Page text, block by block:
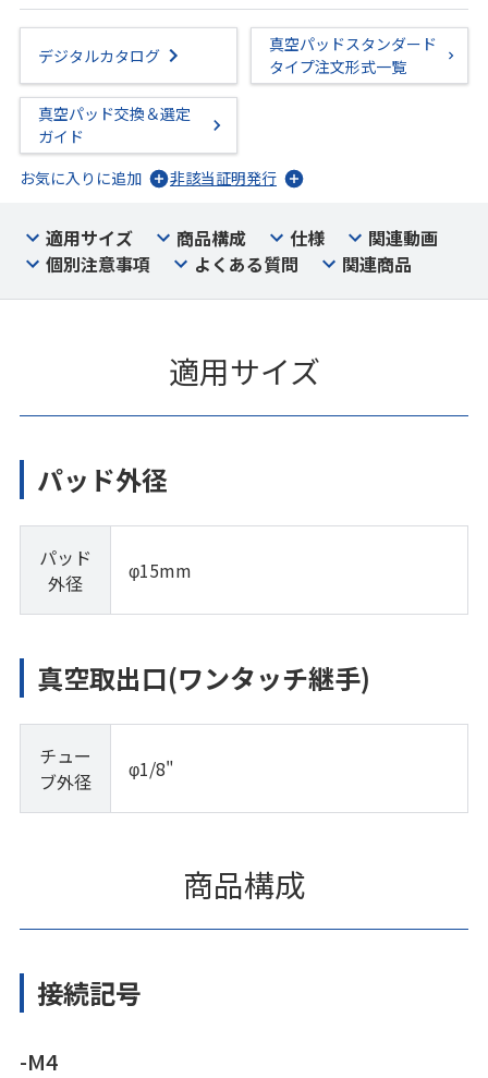
デジタルカタログ
真空パッドスタンダード
タイプ注文形式一覧
真空パッド交換＆選定
ガイド
お気に入りに追加
非該当証明発行
適用サイズ 商品構成 仕様
関連動画
個別注意事項
よくある質問 関連商品
適用サイズ
パッド外径
パッド
外径
φ15mm
真空取出口(ワンタッチ継手)
チュー
ブ外径
φ1/8"
商品構成
接続記号
-M4